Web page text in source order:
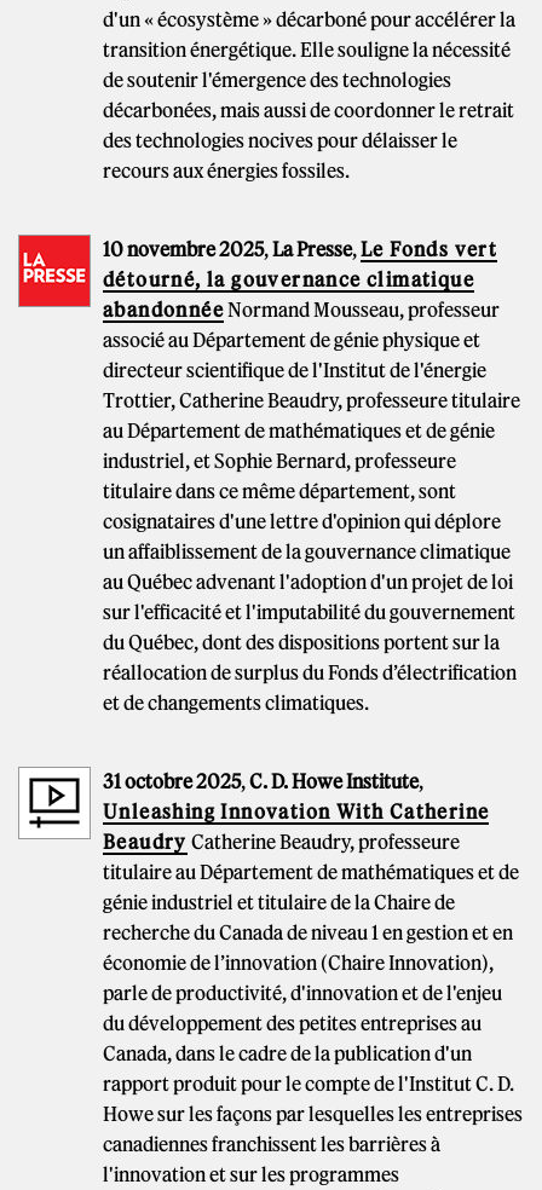
d'un « écosystème » décarboné pour accélérer la
transition énergétique. Elle souligne la nécessité
de soutenir l'émergence des technologies
décarbonées, mais aussi de coordonner le retrait
des technologies nocives pour délaisser le
recours aux énergies fossiles.
10 novembre 2025,La Presse,Le Fonds vert
détourné, la gouvernance climatique
abandonnéeNormand Mousseau, professeur
associé au Département de génie physique et
directeur scientifique de l'Institut de l'énergie
Trottier, Catherine Beaudry, professeure titulaire
au Département de mathématiques et de génie
industriel, et Sophie Bernard, professeure
titulaire dans ce même département, sont
cosignataires d'une lettre d'opinion qui déplore
un affaiblissement de la gouvernance climatique
au Québec advenant l'adoption d'un projet de loi
sur l'efficacité et l'imputabilité du gouvernement
du Québec, dont des dispositions portent sur la
réallocation de surplus du Fonds d’électrification
et de changements climatiques.
31 octobre 2025,C. D. Howe Institute,
Unleashing Innovation With Catherine
Beaudry Catherine Beaudry, professeure
titulaire au Département de mathématiques et de
génie industriel et titulaire de la Chaire de
recherche du Canada de niveau 1 en gestion et en
économie de l’innovation (Chaire Innovation),
parle de productivité, d'innovation et de l'enjeu
du développement des petites entreprises au
Canada, dans le cadre de la publication d'un
rapport produit pour le compte de l'Institut C. D.
Howe sur les façons par lesquelles les entreprises
canadiennes franchissent les barrières à
l'innovation et sur les programmes